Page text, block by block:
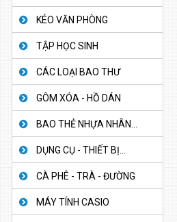
KÉO VĂN PHÒNG
TẬP HỌC SINH
CÁC LOẠI BAO THƯ
GÔM XÓA - HỒ DÁN
BAO THẺ NHỰA NHÂN...
DỤNG CỤ - THIẾT BỊ...
CÀ PHÊ - TRÀ - ĐƯỜNG
MÁY TÍNH CASIO